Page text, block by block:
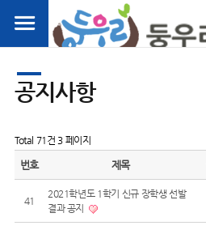
공지사항
Total 71건 3 페이지
번호 제목
41
2021학년도 1학기 신규 장학생 선발
결과 공지